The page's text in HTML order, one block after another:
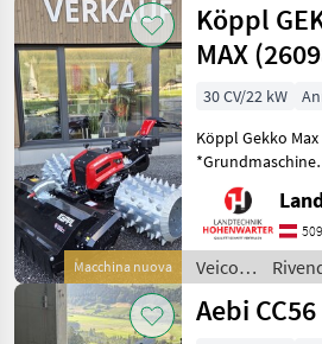
Macchina nuova
Köppl
MAX
30 CV/22 kW
Köppl Gekko Max
*Grundmaschine
*Automatische
*Zweite
*Bereifung und
Anbaugeräte auf
Nachstehend
ähnliche S
Veicoli
agricoli
a
Aebi CC56